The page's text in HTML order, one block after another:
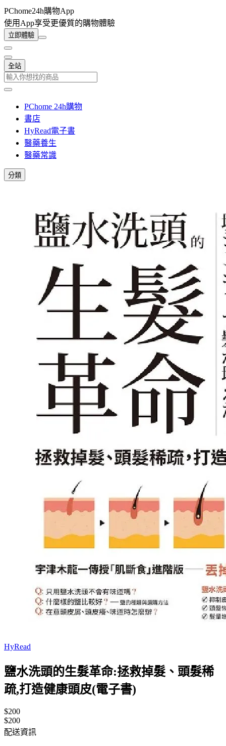
PChome24h購物App
使用App享受更優質的購物體驗
立即體驗
全站
PChome 24h購物
書店
HyRead電子書
醫藥養生
醫藥常識
分類
HyRead
鹽水洗頭的生髮革命:拯救掉髮、頭髮稀
疏,打造健康頭皮(電子書)
$200
$200
配送資訊